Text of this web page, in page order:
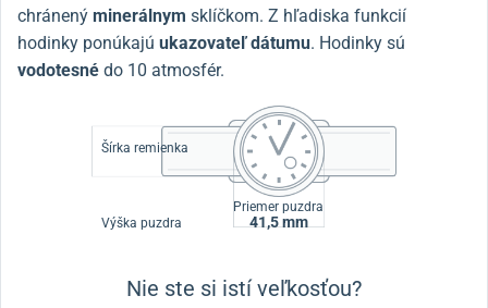
chránený minerálnym sklíčkom. Z hľadiska funkcií
hodinky ponúkajú ukazovateľ dátumu. Hodinky sú
vodotesné do 10 atmosfér.
Šírka remienka
Výška puzdra
Priemer puzdra
41,5 mm
Nie ste si istí veľkosťou?